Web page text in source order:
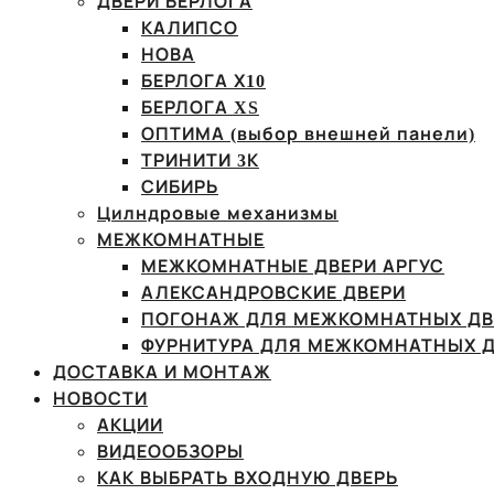
КАЛИПСО
НОВА
БЕРЛОГА Х10
БЕРЛОГА XS
ОПТИМА (выбор внешней панели)
ТРИНИТИ 3К
СИБИРЬ
Цилндровые механизмы
МЕЖКОМНАТНЫЕ
МЕЖКОМНАТНЫЕ ДВЕРИ АРГУС
АЛЕКСАНДРОВСКИЕ ДВЕРИ
ПОГОНАЖ ДЛЯ МЕЖКОМНАТНЫХ
ФУРНИТУРА ДЛЯ МЕЖКОМНАТНЫХ
ДОСТАВКА И МОНТАЖ
НОВОСТИ
АКЦИИ
ВИДЕООБЗОРЫ
КАК ВЫБРАТЬ ВХОДНУЮ ДВЕРЬ